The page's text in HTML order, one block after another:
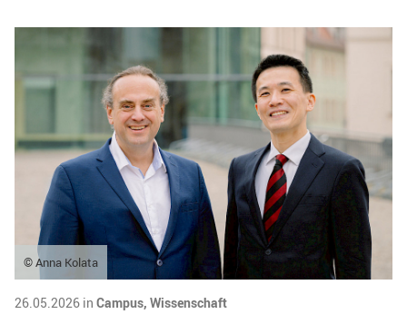
© Anna Kolata
26.05.2026 in Campus, Wissenschaft